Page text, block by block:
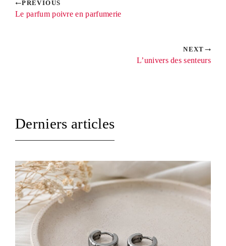
PREVIOUS
Le parfum poivre en parfumerie
NEXT
L’univers des senteurs
Derniers articles